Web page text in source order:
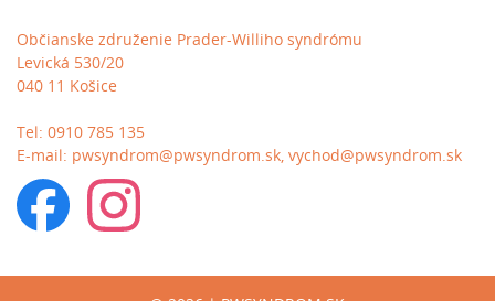
Občianske združenie Prader-Williho syndrómu
Levická 530/20
040 11 Košice
Tel: 0910 785 135
E-mail: pwsyndrom@pwsyndrom.sk, vychod@pwsyndrom.sk